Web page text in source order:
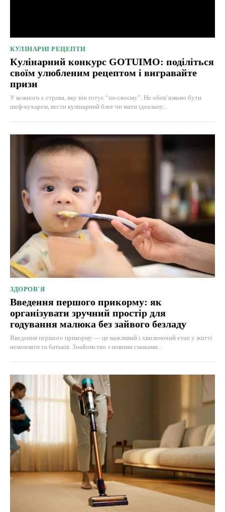
КУЛІНАРНІ РЕЦЕПТИ
Кулінарний конкурс GOTUIMO: поділіться
своїм улюбленим рецептом і вигравайте
призи
У кожного є страва, яку він готує “по-своєму”. Не обов’язково бути
шеф-кухарем, вести кулінарний блог чи мати ідеальну...
ЗДОРОВ'Я
Введення першого прикорму: як
організувати зручний простір для
годування малюка без зайвого безладу
Введення першого прикорму — це важливий і хвилюючий етап у житті
немовляти та батьків. Знайомство з новими смаками...